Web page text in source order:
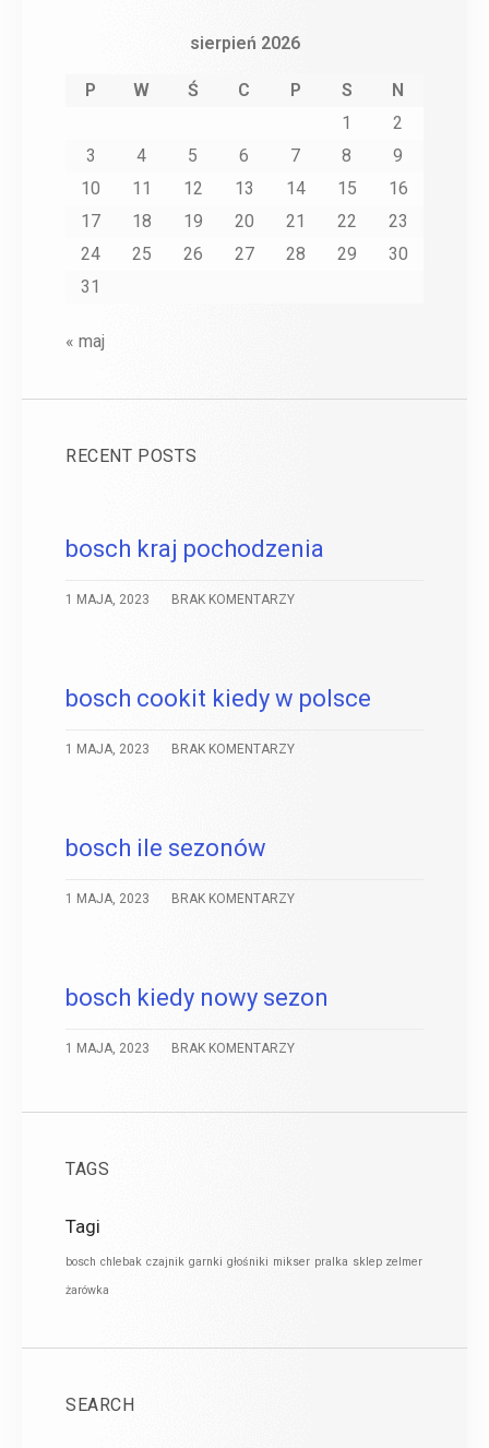
sierpień 2026
P W Ś C P S
N
1
2
3
4 5 6 7 8
9
10
11 12 13 14 15
16
17
18 19 20 21 22
23
24
25 26 27 28 29
30
31
« maj
RECENT POSTS
bosch kraj pochodzenia
1 MAJA, 2023 BRAK KOMENTARZY
bosch cookit kiedy w polsce
1 MAJA, 2023 BRAK KOMENTARZY
bosch ile sezonów
1 MAJA, 2023 BRAK KOMENTARZY
bosch kiedy nowy sezon
1 MAJA, 2023 BRAK KOMENTARZY
TAGS
Tagi
bosch chlebak czajnik garnki głośniki mikser pralka sklep zelmer
żarówka
SEARCH